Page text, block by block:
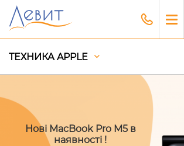
ТЕХНИКА APPLE
Нові MacBook Pro M5 в
наявності !